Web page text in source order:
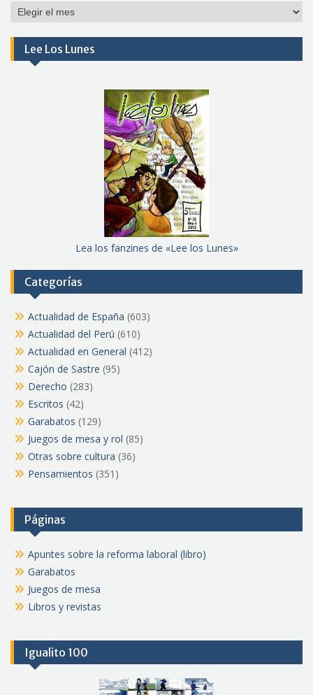
Por
Lee Los Lunes
Lea los fanzines de «Lee los Lunes»
Categorías
Actualidad de España (603)
Actualidad del Perú (610)
Actualidad en General (412)
Cajón de Sastre (95)
Derecho (283)
Escritos (42)
Garabatos (129)
Juegos de mesa y rol (85)
Otras sobre cultura (36)
Pensamientos (351)
Páginas
Apuntes sobre la reforma laboral (libro)
Garabatos
Juegos de mesa
Libros y revistas
Igualito 100